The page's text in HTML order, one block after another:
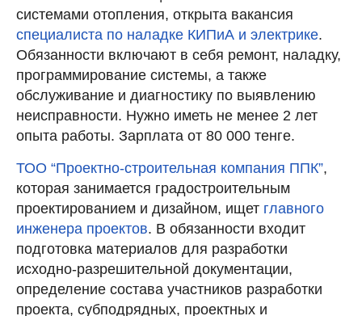
системами отопления, открыта вакансия
специалиста по наладке КИПиА и электрике.
Обязанности включают в себя ремонт, наладку,
программирование системы, а также
обслуживание и диагностику по выявлению
неисправности. Нужно иметь не менее 2 лет
опыта работы. Зарплата от 80 000 тенге.
ТОО “Проектно-строительная компания ППК”,
которая занимается градостроительным
проектированием и дизайном, ищет главного
инженера проектов. В обязанности входит
подготовка материалов для разработки
исходно-разрешительной документации,
определение состава участников разработки
проекта, субподрядных, проектных и